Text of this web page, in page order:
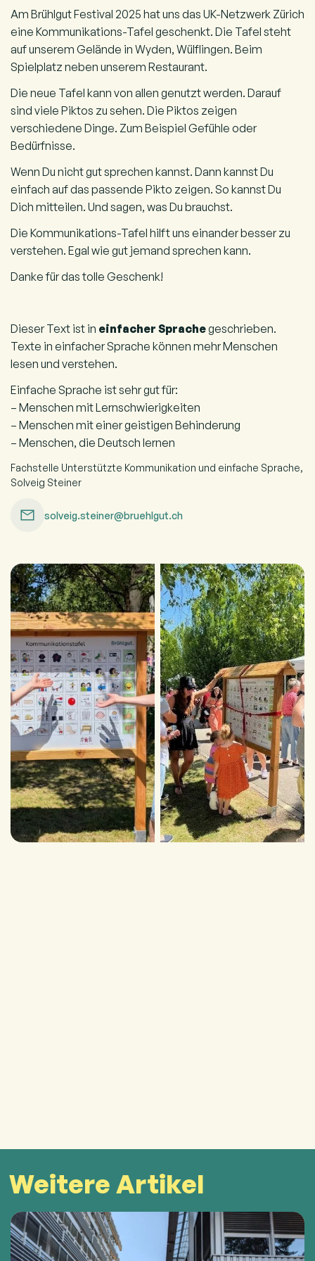
Am Brühlgut Festival 2025 hat uns das UK-Netzwerk Zürich
eine Kommunikations-Tafel geschenkt. Die Tafel steht
auf unserem Gelände in Wyden, Wülflingen. Beim
Spielplatz neben unserem Restaurant.
Die neue Tafel kann von allen genutzt werden. Darauf
sind viele Piktos zu sehen. Die Piktos zeigen
verschiedene Dinge. Zum Beispiel Gefühle oder
Bedürfnisse.
Wenn Du nicht gut sprechen kannst. Dann kannst Du
einfach auf das passende Pikto zeigen. So kannst Du
Dich mitteilen. Und sagen, was Du brauchst.
Die Kommunikations-Tafel hilft uns einander besser zu
verstehen. Egal wie gut jemand sprechen kann.
Danke für das tolle Geschenk!
Dieser Text ist in einfacher Sprachegeschrieben.
Texte in einfacher Sprache können mehr Menschen
lesen und verstehen.
Einfache Sprache ist sehr gut für:
– Menschen mit Lernschwierigkeiten
– Menschen mit einer geistigen Behinderung
– Menschen, die Deutsch lernen
Fachstelle Unterstützte Kommunikation und einfache Sprache,
Solveig Steiner
solveig.steiner@bruehlgut.ch
Weitere Artikel